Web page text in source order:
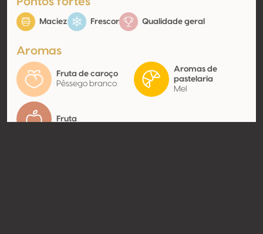
Maciez Frescor Qualidade geral
Aromas
Fruta de caroço
Pêssego branco
Aromas de
pastelaria
Mel
Fruta